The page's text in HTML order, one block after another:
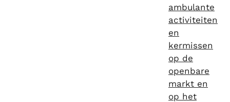
ambulante
activiteiten
en
kermissen
op de
openbare
markt en
op het